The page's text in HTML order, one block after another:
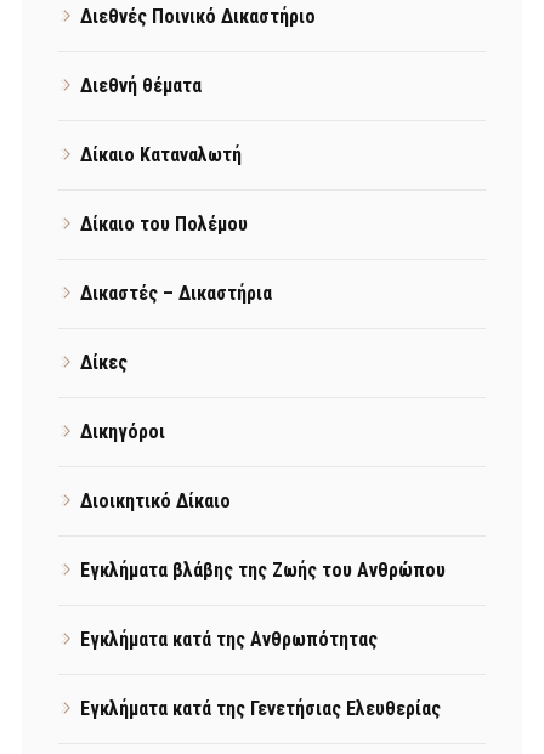
Διεθνές Ποινικό Δικαστήριο
Διεθνή θέματα
Δίκαιο Καταναλωτή
Δίκαιο του Πολέμου
Δικαστές – Δικαστήρια
Δίκες
Δικηγόροι
Διοικητικό Δίκαιο
Εγκλήματα βλάβης της Ζωής του Ανθρώπου
Εγκλήματα κατά της Ανθρωπότητας
Εγκλήματα κατά της Γενετήσιας Ελευθερίας